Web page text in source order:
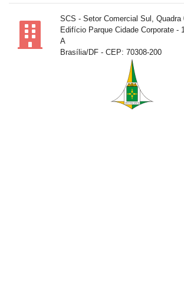
SCS - Setor Comercial Sul, Quadra
Edifício Parque Cidade Corporate -
A
Brasília/DF - CEP: 70308-200